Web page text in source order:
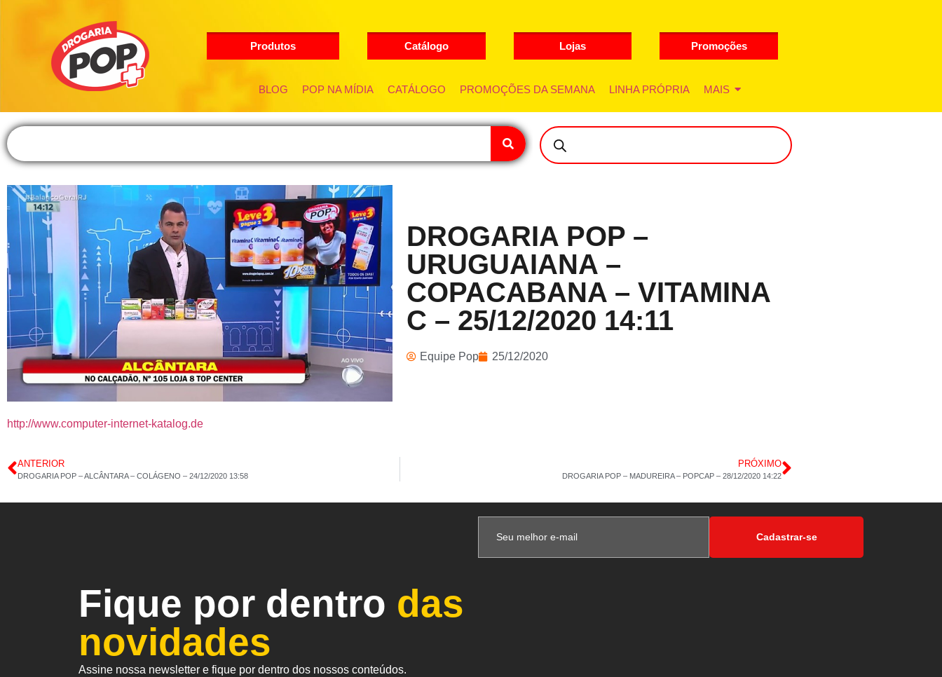
Produtos Catálogo Lojas Promoções
BLOG POP NA MÍDIA CATÁLOGO PROMOÇÕES DA SEMANA LINHA PRÓPRIA MAIS
DROGARIA POP –
URUGUAIANA –
COPACABANA – VITAMINA
C – 25/12/2020 14:11
Equipe Pop 25/12/2020
http://www.computer-internet-katalog.de
ANTERIOR
DROGARIA POP – ALCÂNTARA – COLÁGENO – 24/12/2020 13:58
PRÓXIMO
DROGARIA POP – MADUREIRA – POPCAP – 28/12/2020 14:22
Fique por dentro das
novidades
Assine nossa newsletter e fique por dentro dos nossos conteúdos.
Cadastrar-se